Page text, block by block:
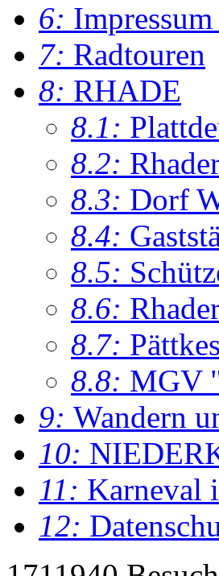
6:
7: Radtouren
8: RHADE
8.1:
8.2:
8.3: Dorf
8.4:
8.5:
8.6:
8.7:
8.8: MGV
9: Wandern
10:
11: Karneval
12: